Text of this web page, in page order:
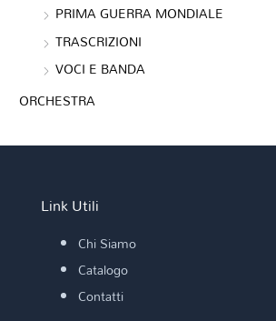
PRIMA GUERRA MONDIALE
TRASCRIZIONI
VOCI E BANDA
ORCHESTRA
Link Utili
Chi Siamo
Catalogo
Contatti